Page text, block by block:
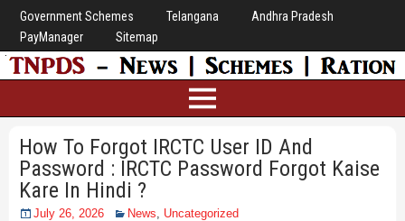
Government Schemes Telangana
Andhra Pradesh
PayManager
Sitemap
How To Forgot IRCTC User ID And
Password : IRCTC Password Forgot Kaise
Kare In Hindi ?
July 26, 2026 News Uncategorized